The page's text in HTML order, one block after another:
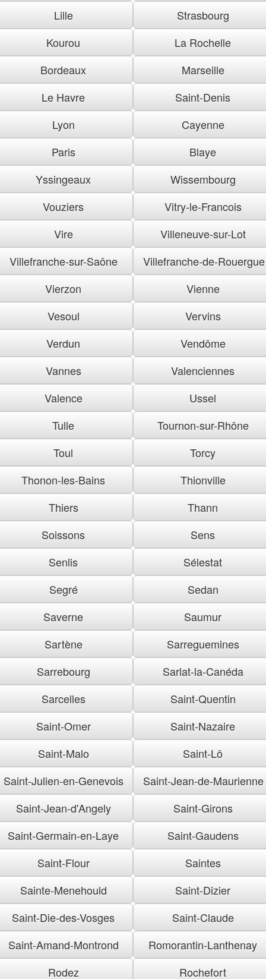
Lille
Strasbourg
Kourou
La Rochelle
Bordeaux
Marseille
Le Havre
Saint-Denis
Lyon
Cayenne
Paris
Blaye
Yssingeaux
Wissembourg
Vouziers
Vitry-le-Francois
Vire
Villeneuve-sur-Lot
Villefranche-sur-Saône
Villefranche-de-Rouergue
Vierzon
Vienne
Vesoul
Vervins
Verdun
Vendôme
Vannes
Valenciennes
Valence
Ussel
Tulle
Tournon-sur-Rhône
Toul
Torcy
Thonon-les-Bains
Thionville
Thiers
Thann
Soissons
Sens
Senlis
Sélestat
Segré
Sedan
Saverne
Saumur
Sartène
Sarreguemines
Sarrebourg
Sarlat-la-Canéda
Sarcelles
Saint-Quentin
Saint-Omer
Saint-Nazaire
Saint-Malo
Saint-Lô
Saint-Julien-en-Genevois
Saint-Jean-de-Maurienne
Saint-Jean-d'Angely
Saint-Girons
Saint-Germain-en-Laye
Saint-Gaudens
Saint-Flour
Saintes
Sainte-Menehould
Saint-Dizier
Saint-Die-des-Vosges
Saint-Claude
Saint-Amand-Montrond
Romorantin-Lanthenay
Rodez
Rochefort